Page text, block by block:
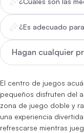
¿Es adecuado
El centro de juegos
pequeños disfruten del
zona de juego doble y
una experiencia
refrescarse mientras